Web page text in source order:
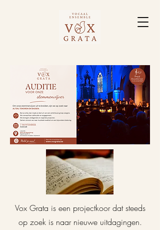
Vox Grata is een projectkoor dat steeds
op zoek is naar nieuwe uitdagingen.